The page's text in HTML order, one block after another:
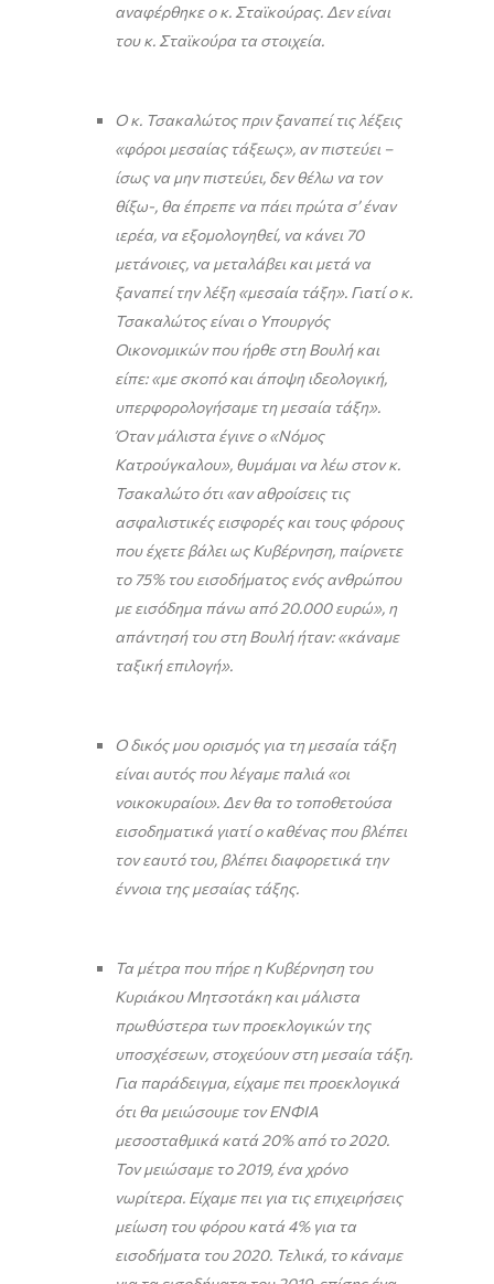
αναφέρθηκε ο κ. Σταϊκούρας. Δεν είναι
του κ. Σταϊκούρα τα στοιχεία.
Ο κ. Τσακαλώτος πριν ξαναπεί τις λέξεις
«φόροι μεσαίας τάξεως», αν πιστεύει –
ίσως να μην πιστεύει, δεν θέλω να τον
θίξω-, θα έπρεπε να πάει πρώτα σ’ έναν
ιερέα, να εξομολογηθεί, να κάνει 70
μετάνοιες, να μεταλάβει και μετά να
ξαναπεί την λέξη «μεσαία τάξη». Γιατί ο κ.
Τσακαλώτος είναι ο Υπουργός
Οικονομικών που ήρθε στη Βουλή και
είπε: «με σκοπό και άποψη ιδεολογική,
υπερφορολογήσαμε τη μεσαία τάξη».
Όταν μάλιστα έγινε ο «Νόμος
Κατρούγκαλου», θυμάμαι να λέω στον κ.
Τσακαλώτο ότι «αν αθροίσεις τις
ασφαλιστικές εισφορές και τους φόρους
που έχετε βάλει ως Κυβέρνηση, παίρνετε
το 75% του εισοδήματος ενός ανθρώπου
με εισόδημα πάνω από 20.000 ευρώ», η
απάντησή του στη Βουλή ήταν: «κάναμε
ταξική επιλογή».
Ο δικός μου ορισμός για τη μεσαία τάξη
είναι αυτός που λέγαμε παλιά «οι
νοικοκυραίοι». Δεν θα το τοποθετούσα
εισοδηματικά γιατί ο καθένας που βλέπει
τον εαυτό του, βλέπει διαφορετικά την
έννοια της μεσαίας τάξης.
Τα μέτρα που πήρε η Κυβέρνηση του
Κυριάκου Μητσοτάκη και μάλιστα
πρωθύστερα των προεκλογικών της
υποσχέσεων, στοχεύουν στη μεσαία τάξη.
Για παράδειγμα, είχαμε πει προεκλογικά
ότι θα μειώσουμε τον ΕΝΦΙΑ
μεσοσταθμικά κατά 20% από το 2020.
Τον μειώσαμε το 2019, ένα χρόνο
νωρίτερα. Είχαμε πει για τις επιχειρήσεις
μείωση του φόρου κατά 4% για τα
εισοδήματα του 2020. Τελικά, το κάναμε